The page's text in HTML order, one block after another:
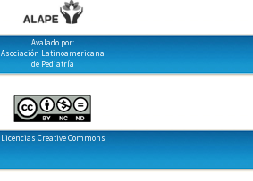
Avalado por:
Asociación Latinoamericana
de Pediatría
Licencias Creative Commons